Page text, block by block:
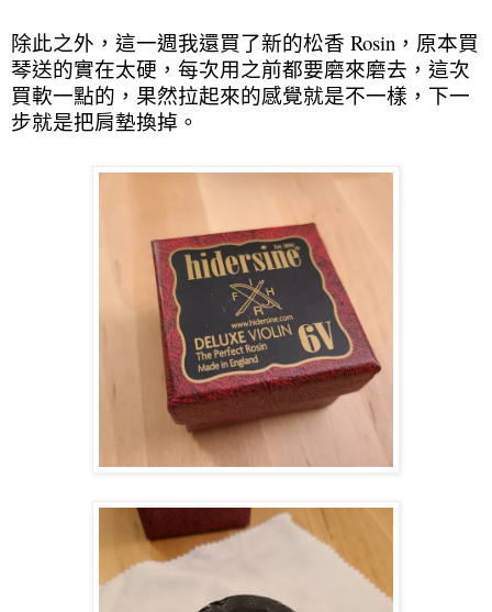
除此之外，這一週我還買了新的松香 Rosin，原本買
琴送的實在太硬，每次用之前都要磨來磨去，這次
買軟一點的，果然拉起來的感覺就是不一樣，下一
步就是把肩墊換掉。